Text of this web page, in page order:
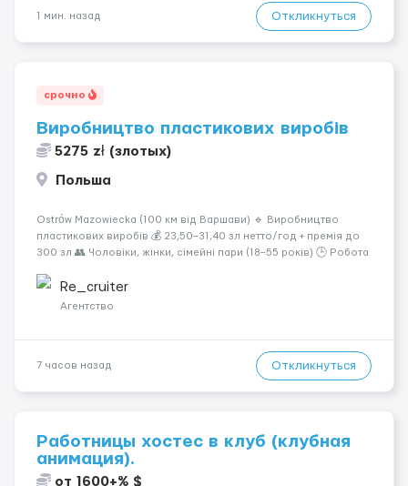
1 мин. назад Откликнуться
срочно
Виробництво пластикових виробів
5275 zł (злотых)
Польша
Ostrów Mazowiecka (100 км від Варшави) 🔹 Виробництво
пластикових виробів 💰 23,50–31,40 зл нетто/год + премія до
300 зл 👥 Чоловіки, жінки, сімейні пари (18–55 років) 🕒 Робота
житло — 400 зл. 📦 Обов...
Re_cruiter
Агентство
7 часов назад Откликнуться
Работницы хостес в клуб (клубная
анимация).
от 1600+% $